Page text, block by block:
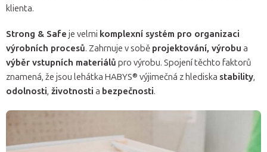
klienta.
Strong & Safe je velmi komplexní systém pro organizaci
výrobních procesů. Zahrnuje v sobě projektování, výrobu a
výběr vstupních materiálů pro výrobu. Spojení těchto faktorů
znamená, že jsou lehátka HABYS® výjimečná z hlediska stability,
odolnosti, životnosti a bezpečnosti.